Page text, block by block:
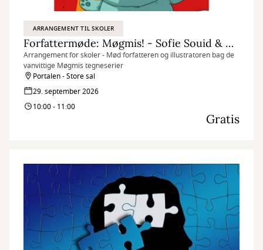
ARRANGEMENT TIL SKOLER
Forfattermøde: Møgmis! - Sofie Souid & Thomas Hjorthaab
Arrangement for skoler - Mød forfatteren og illustratoren bag de
vanvittige Møgmis tegneserier
Portalen - Store sal
29. september 2026
10:00 - 11:00
Gratis